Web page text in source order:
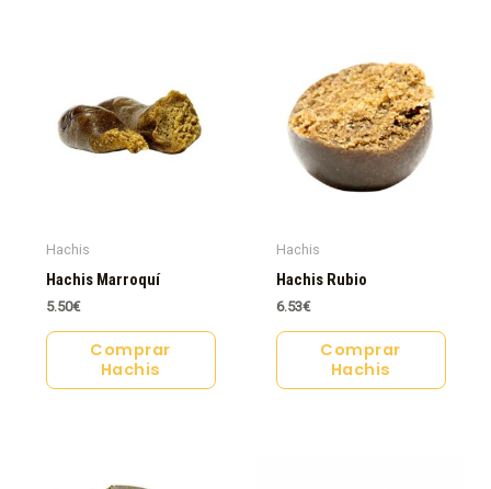
Hachis
Hachis Marroquí
5.50€
Comprar
Hachis
Hachis
Hachis Rubio
6.53€
Comprar
Hachis